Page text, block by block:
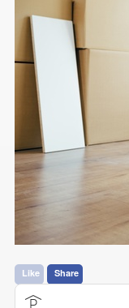
Like Share